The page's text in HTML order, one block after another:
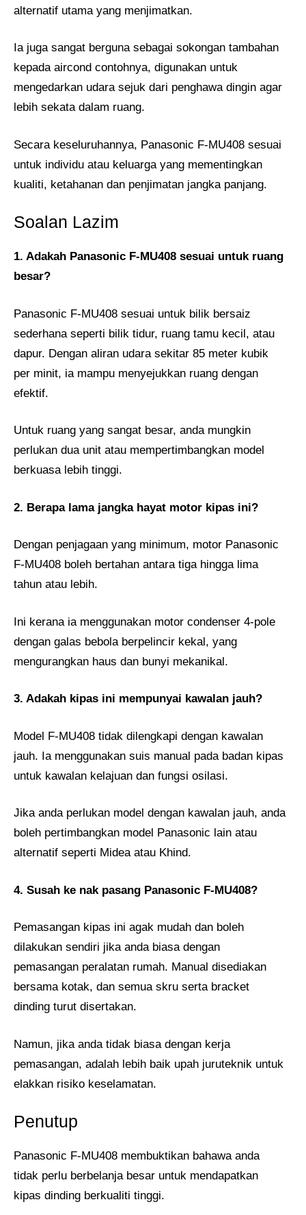
alternatif utama yang menjimatkan.
Ia juga sangat berguna sebagai sokongan tambahan
kepada aircond contohnya, digunakan untuk
mengedarkan udara sejuk dari penghawa dingin agar
lebih sekata dalam ruang.
Secara keseluruhannya, Panasonic F-MU408 sesuai
untuk individu atau keluarga yang mementingkan
kualiti, ketahanan dan penjimatan jangka panjang.
Soalan Lazim
1. Adakah Panasonic F-MU408 sesuai untuk ruang
besar?
Panasonic F-MU408 sesuai untuk bilik bersaiz
sederhana seperti bilik tidur, ruang tamu kecil, atau
dapur. Dengan aliran udara sekitar 85 meter kubik
per minit, ia mampu menyejukkan ruang dengan
efektif.
Untuk ruang yang sangat besar, anda mungkin
perlukan dua unit atau mempertimbangkan model
berkuasa lebih tinggi.
2. Berapa lama jangka hayat motor kipas ini?
Dengan penjagaan yang minimum, motor Panasonic
F-MU408 boleh bertahan antara tiga hingga lima
tahun atau lebih.
Ini kerana ia menggunakan motor condenser 4-pole
dengan galas bebola berpelincir kekal, yang
mengurangkan haus dan bunyi mekanikal.
3. Adakah kipas ini mempunyai kawalan jauh?
Model F-MU408 tidak dilengkapi dengan kawalan
jauh. Ia menggunakan suis manual pada badan kipas
untuk kawalan kelajuan dan fungsi osilasi.
Jika anda perlukan model dengan kawalan jauh, anda
boleh pertimbangkan model Panasonic lain atau
alternatif seperti Midea atau Khind.
4. Susah ke nak pasang Panasonic F-MU408?
Pemasangan kipas ini agak mudah dan boleh
dilakukan sendiri jika anda biasa dengan
pemasangan peralatan rumah. Manual disediakan
bersama kotak, dan semua skru serta bracket
dinding turut disertakan.
Namun, jika anda tidak biasa dengan kerja
pemasangan, adalah lebih baik upah juruteknik untuk
elakkan risiko keselamatan.
Penutup
Panasonic F-MU408 membuktikan bahawa anda
tidak perlu berbelanja besar untuk mendapatkan
kipas dinding berkualiti tinggi.